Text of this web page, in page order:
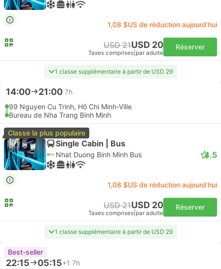
1,08 $US de réduction aujourd’hui
USD 21USD 20
Taxes comprises par adulte
Réserver
1 classe supplémentaire à partir de USD 29
14:00 21:00 7h
99 Nguyen Cu Trinh, Hô Chi Minh-Ville
Bureau de Nha Trang Binh Minh
Classe la plus populaire
Single Cabin | Bus
Nhat Duong Binh Minh Bus 4.5
1,08 $US de réduction aujourd’hui
USD 21USD 20
Taxes comprises par adulte
Réserver
1 classe supplémentaire à partir de USD 29
Best-seller
22:15 05:15+1 7h